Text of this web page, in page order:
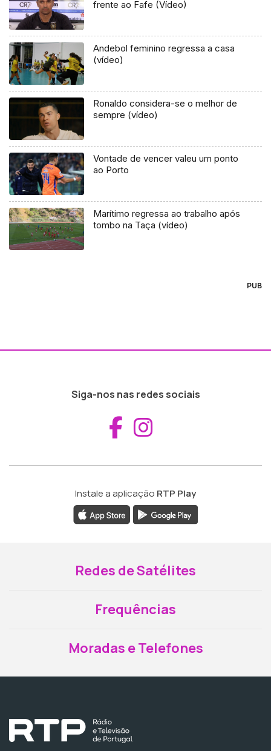
frente ao Fafe (Vídeo)
Andebol feminino regressa a casa
(vídeo)
Ronaldo considera-se o melhor de
sempre (vídeo)
Vontade de vencer valeu um ponto
ao Porto
Marítimo regressa ao trabalho após
tombo na Taça (vídeo)
PUB
Siga-nos nas redes sociais
Aceder ao
Instale a aplicação RTP Play
Redes de Satélites
Frequências
Moradas e Telefones